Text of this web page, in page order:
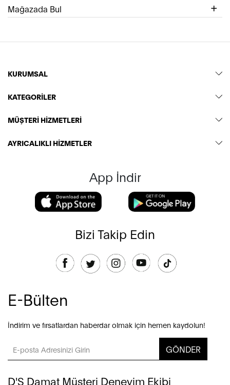
Mağazada Bul
KURUMSAL
KATEGORİLER
MÜŞTERİ HİZMETLERİ
AYRICALIKLI HİZMETLER
App İndir
Bizi Takip Edin
E-Bülten
İndirim ve fırsatlardan haberdar olmak için hemen kaydolun!
GÖNDER
D'S Damat Müşteri Deneyim Ekibi